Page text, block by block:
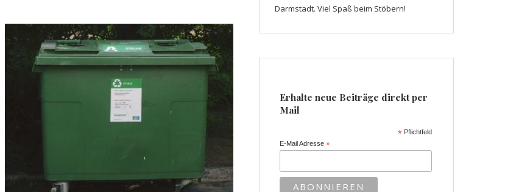
Darmstadt. Viel Spaß beim Stöbern!
Erhalte neue Beiträge direkt per
Mail
*Pflichtfeld
E-Mail Adresse*